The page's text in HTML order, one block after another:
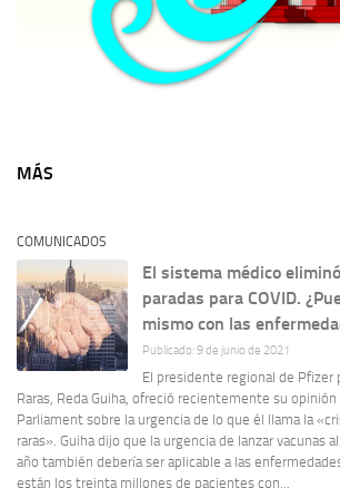
MÁS
COMUNICADOS
El sistema médico
paradas para COVID.
mismo con las
Publicado: 9 de junio de 2021
El presidente regional de Pfizer
Raras, Reda Guiha, ofreció recientemente su opinión
Parliament sobre la urgencia de lo que él llama la
raras». Guiha dijo que la urgencia de lanzar vacunas
año también debería ser aplicable a las
están los treinta millones de pacientes con...